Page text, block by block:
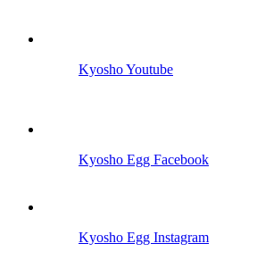
Kyosho Youtube
Kyosho Egg Facebook
Kyosho Egg Instagram